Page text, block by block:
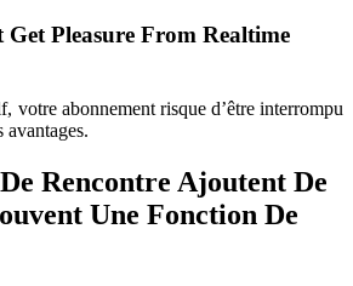
Pleasure From Realtime
votre abonnement risque d’être interrompu
avantages.
Rencontre Ajoutent De
Une Fonction De